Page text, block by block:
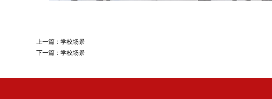
上一篇： 学校场景
下一篇： 学校场景